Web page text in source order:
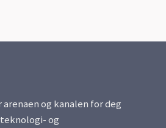
og kanalen for deg
og